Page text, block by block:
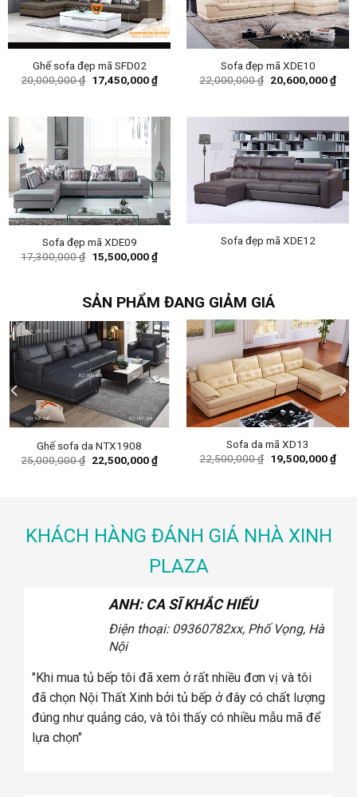
Ghế sofa đẹp mã SFD02
20,000,000₫ Original
price
17,450,000₫Current
price
Sofa đẹp mã XDE10
22,000,000₫ Original
price
20,600,000₫
Sofa đẹp mã XDE09
17,300,000₫ Original
price
15,500,000₫Current
price
Sofa đẹp mã XDE12
SẢN PHẨM ĐANG GIẢM GIÁ
Ghế sofa da NTX1908
25,000,000₫ Original
price
22,500,000₫Current
price
Sofa da mã XD13
22,500,000₫ Original
price
19,500,000₫
KHÁCH HÀNG ĐÁNH GIÁ NHÀ XINH
PLAZA
ANH: CA SĨ KHẮC HIẾU
Điện thoại: 09360782xx, Phố Vọng, Hà
Nội
"Khi mua tủ bếp tôi đã xem ở rất nhiều đơn vị và tôi
đã chọn Nội Thất Xinh bởi tủ bếp ở đây có chất lượng
đúng như quảng cáo, và tôi thấy có nhiều mẫu mã để
lựa chọn"